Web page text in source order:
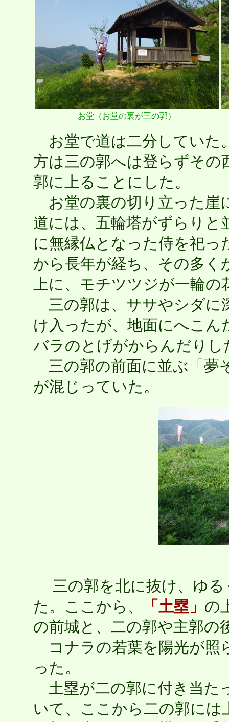
お堂（お堂の裏が三の郭）
お堂で道は二分していた
方は三の郭へは登らずその
郭に上ることにした。
お堂の裏の切り立った崖
道には、五輪塔がずらりと
に無縁仏となった侍を祀
から長年が経ち、その多く
上に、モチツツジが一輪
三の郭は、ササやシダに
け入ったが、地面にへこ
バラのとげがからんだりし
三の郭の前面に並ぶ「夢
が混じっていた。
三の郭を北に抜け、ゆる
た。ここから、
「土塁」 の
の前城と、二の郭や主郭の
コナラの若葉を陽光が照
った。
土塁が二の郭に付き当た
いて、ここから二の郭に